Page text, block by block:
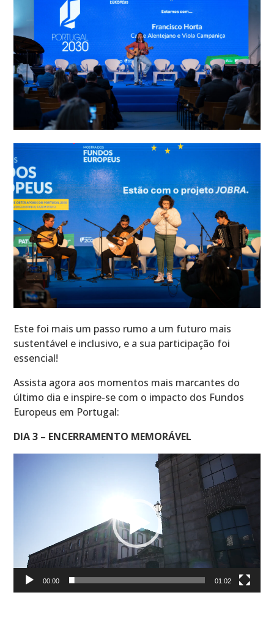
Este foi mais um passo rumo a um futuro mais
sustentável e inclusivo, e a sua participação foi
essencial!
Assista agora aos momentos mais marcantes do
último dia e inspire-se com o impacto dos Fundos
Europeus em Portugal:
DIA 3 – ENCERRAMENTO MEMORÁVEL
00:00 01:02